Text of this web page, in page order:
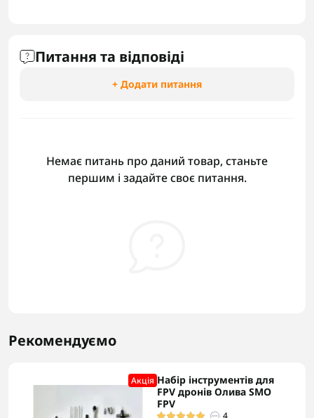
Питання та відповіді
+ Додати питання
Немає питань про даний товар, станьте
першим і задайте своє питання.
Рекомендуємо
Акцiя Набір інструментів для
FPV дронів Олива SMO
FPV
4